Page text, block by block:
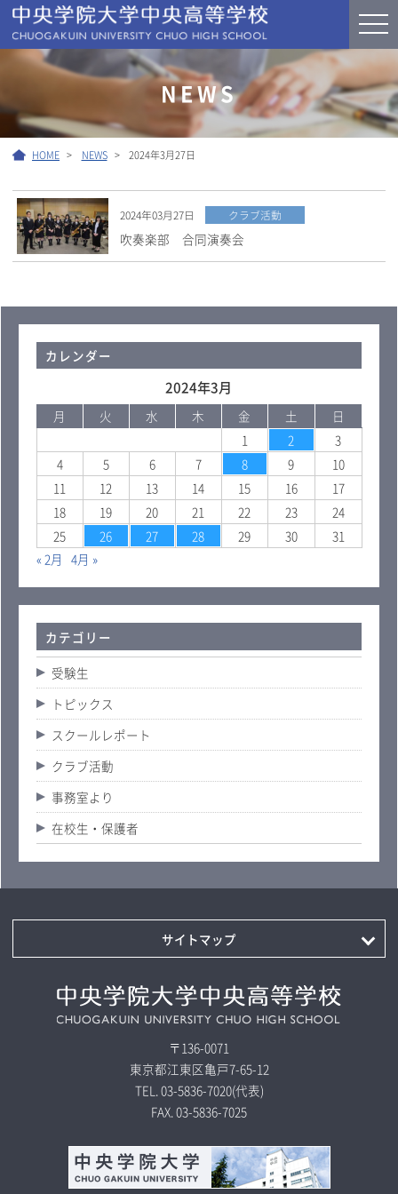
NEWS
HOME NEWS 2024年3月27日
2024年03月27日 クラブ活動
吹奏楽部 合同演奏会
カレンダー
2024年3月
月 火 水 木 金 土
日
1
2
3
4
5 6 7 8 9
10
11
12 13 14 15 16
17
18
19 20 21 22 23
24
25
26 27 28 29 30
31
« 2月 4月 »
カテゴリー
受験生
トピックス
スクールレポート
クラブ活動
事務室より
在校生・保護者
サイトマップ
〒136-0071
東京都江東区亀戸7-65-12
TEL.03-5836-7020(代表)
FAX.03-5836-7025